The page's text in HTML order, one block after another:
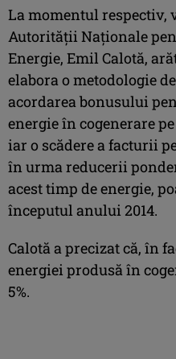
La momentul respectiv,
Autorităţii Naţionale
Energie, Emil Calotă,
elabora o metodologie
acordarea bonusului
energie în cogenerare
iar o scădere a facturii
în urma reducerii
acest timp de energie,
începutul anului 2014.
Calotă a precizat că, în
energiei produsă în
5%.